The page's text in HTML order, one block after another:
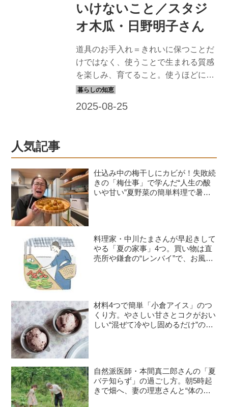
いけないこと／スタジ
オ木瓜・日野明子さん
道具のお手入れ＝きれいに保つことだ
けではなく、使うことで生まれる質感
を楽しみ、育てること。使うほどにな
じんで風合いが増し、よりいっそう愛
人気記事
仕込み中の梅干しにカビが！失敗続
きの「梅仕事」で学んだ“人生の酸
いや甘い”夏野菜の簡単料理で暑さ
料理家・中川たまさんが早起きして
やる「夏の家事」4つ。買い物は直
売所や鎌倉の“レンバイ”で、お風呂
材料4つで簡単「小倉アイス」のつ
くり方。やさしい甘さとコクがおい
しい“混ぜて冷やし固めるだけ”のひ
自然派医師・本間真二郎さんの「夏
バテ知らず」の過ごし方。朝5時起
きで畑へ、妻の理恵さんと“体の